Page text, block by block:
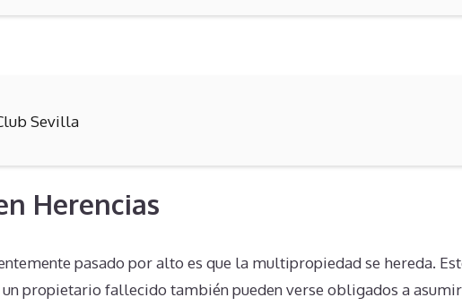
Sevilla
Herencias
pasado por alto es que la multipropiedad se hereda.
propietario fallecido también pueden verse obligados a